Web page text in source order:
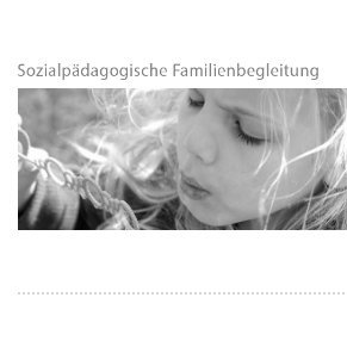
(Accesskey
Hauptnavigation
(Accesskey
Inhalt
(Accesskey